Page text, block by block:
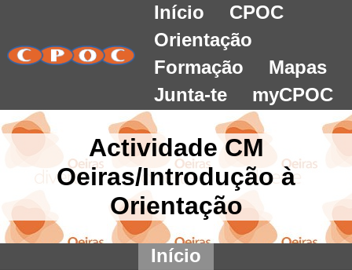
Início
CPOC
Orientação
Formação
Mapas
Junta-te
myCPOC
Actividade CM
Oeiras/Introdução à
Orientação
Início